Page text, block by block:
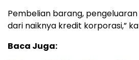
Pembelian barang,
dari naiknya kredit korporasi,”
Baca Juga: